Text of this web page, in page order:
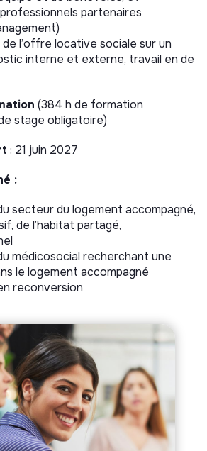
partenaires
l’offre locative sociale sur un
interne et externe, travail en de
(384 h de formation
stage obligatoire)
: 21 juin 2027
:
secteur du logement accompagné,
de l’habitat partagé,
médicosocial recherchant une
le logement accompagné
reconversion